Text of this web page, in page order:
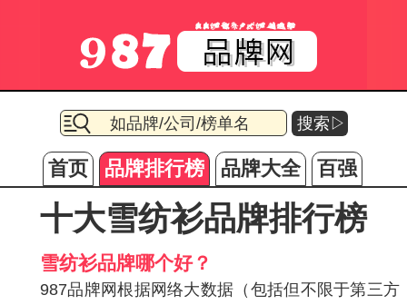
搜索▷
首页 品牌排行榜 品牌大全 百强
十大雪纺衫品牌排行榜
雪纺衫品牌哪个好？
987品牌网根据网络大数据（包括但不限于第三方